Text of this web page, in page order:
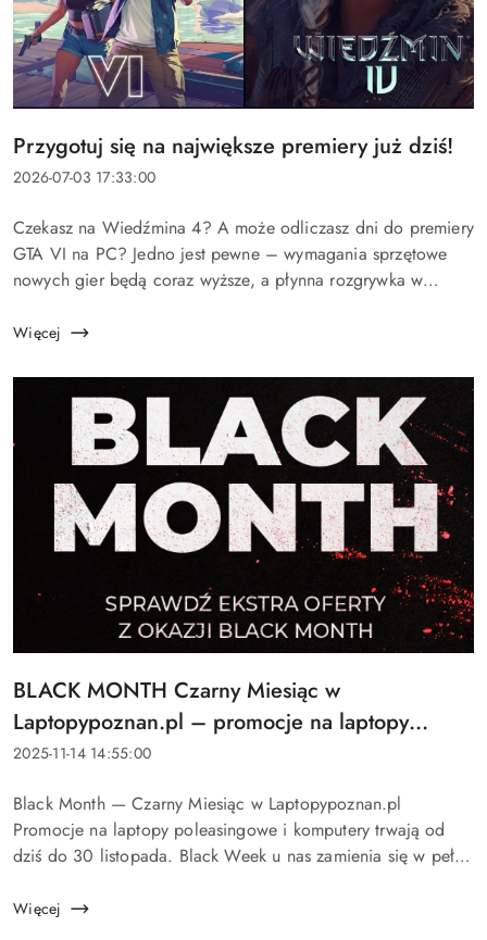
Tytuł
artykułu:
Przygotuj się na największe premiery już dziś!
Data
2026-07-03 17:33:00
Treść
artykułu:
Czekasz na Wiedźmina 4? A może odliczasz dni do premiery
GTA VI na PC? Jedno jest pewne – wymagania sprzętowe
nowych gier będą coraz wyższe, a płynna rozgrywka w
wydajnego komputera. Nie warto czekać...
Więcej
Tytuł
artykułu:
BLACK MONTH Czarny Miesiąc w
Laptopypoznan.pl – promocje na laptopy
poleasingowe od teraz do końca listopada!
Data
2025-11-14 14:55:00
Treść
artykułu:
Black Month — Czarny Miesiąc w Laptopypoznan.pl
Promocje na laptopy poleasingowe i komputery trwają od
dziś do 30 listopada. Black Week u nas zamienia się w pełen
Wybierz model dopaso...
Więcej